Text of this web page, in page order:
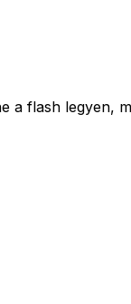
a flash legyen,